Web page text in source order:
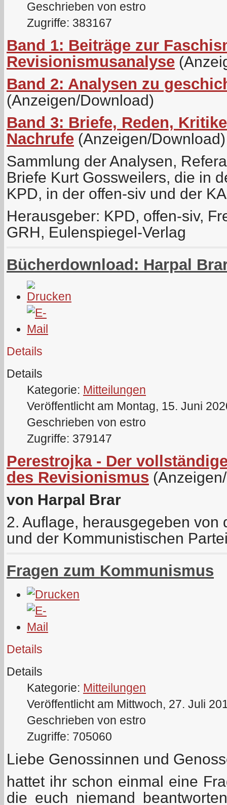
Geschrieben von estro
Zugriffe: 383167
Band 1: Beiträge zur
Revisionismusanalyse
Band 2: Analysen zu
(Anzeigen/Download)
Band 3: Briefe, Reden,
Nachrufe (Anzeigen/Download)
Sammlung der Analysen,
Briefe Kurt Gossweilers, die in
KPD, in der offen-siv und der
Herausgeber: KPD, offen-siv,
GRH, Eulenspiegel-Verlag
Bücherdownload: Harpal
Details
Details
Kategorie: Mitteilungen
Veröffentlicht am Montag, 15. Juni
Geschrieben von estro
Zugriffe: 379147
Perestrojka - Der
des Revisionismus
von Harpal Brar
2. Auflage, herausgegeben von
und der Kommunistischen
Fragen zum Kommunismus
Details
Details
Kategorie: Mitteilungen
Veröffentlicht am Mittwoch, 27. Juli
Geschrieben von estro
Zugriffe: 705060
Liebe Genossinnen und
hattet ihr schon einmal eine
die euch niemand